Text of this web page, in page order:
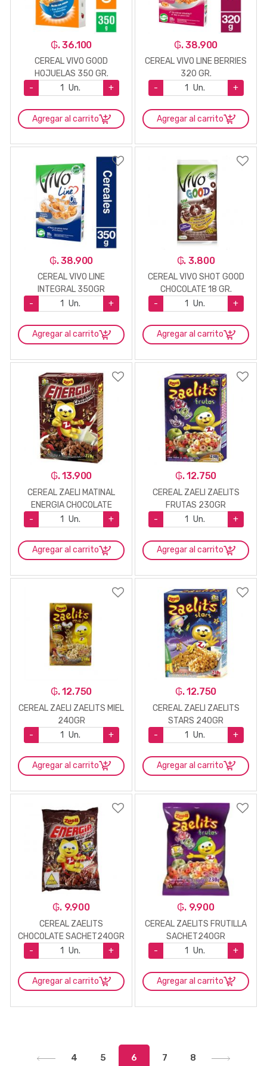
₲. 36.100
CEREAL VIVO GOOD
HOJUELAS 350 GR.
-
Un. +
Agregar al carrito
₲. 38.900
CEREAL VIVO LINE BERRIES
320 GR.
-
Un. +
Agregar al carrito
₲. 38.900
CEREAL VIVO LINE
INTEGRAL 350GR
-
Un. +
Agregar al carrito
₲. 3.800
CEREAL VIVO SHOT GOOD
CHOCOLATE 18 GR.
-
Un. +
Agregar al carrito
₲. 13.900
CEREAL ZAELI MATINAL
ENERGIA CHOCOLATE
270GR
- Un. +
Agregar al carrito
₲. 12.750
CEREAL ZAELI ZAELITS
FRUTAS 230GR
-
Un. +
Agregar al carrito
₲. 12.750
CEREAL ZAELI ZAELITS MIEL
240GR
-
Un. +
Agregar al carrito
₲. 12.750
CEREAL ZAELI ZAELITS
STARS 240GR
-
Un. +
Agregar al carrito
₲. 9.900
CEREAL ZAELITS
CHOCOLATE SACHET240GR
-
Un. +
Agregar al carrito
₲. 9.900
CEREAL ZAELITS FRUTILLA
SACHET240GR
-
Un. +
Agregar al carrito
4 5 6 7 8